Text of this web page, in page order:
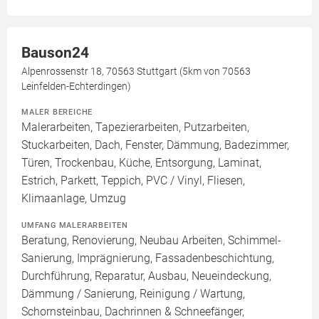
Bauson24
Alpenrossenstr 18, 70563 Stuttgart (5km von 70563
Leinfelden-Echterdingen)
MALER BEREICHE
Malerarbeiten, Tapezierarbeiten, Putzarbeiten,
Stuckarbeiten, Dach, Fenster, Dämmung, Badezimmer,
Türen, Trockenbau, Küche, Entsorgung, Laminat,
Estrich, Parkett, Teppich, PVC / Vinyl, Fliesen,
Klimaanlage, Umzug
UMFANG MALERARBEITEN
Beratung, Renovierung, Neubau Arbeiten, Schimmel-
Sanierung, Imprägnierung, Fassadenbeschichtung,
Durchführung, Reparatur, Ausbau, Neueindeckung,
Dämmung / Sanierung, Reinigung / Wartung,
Schornsteinbau, Dachrinnen & Schneefänger,